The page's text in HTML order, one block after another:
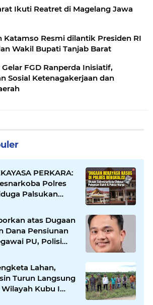
Ikuti Reatret di Magelang Jawa
Katamso Resmi dilantik Presiden RI
Wakil Bupati Tanjab Barat
FGD Ranperda Inisiatif,
Sosial Ketenagakerjaan dan
PERKARA:
Polres
Palsukan
Paksa
TKP
atas Dugaan
Dana Pensiunan
PU, Polisi
Hukum
Lahan,
Turun Langsung
Kubu I
PT Jatim